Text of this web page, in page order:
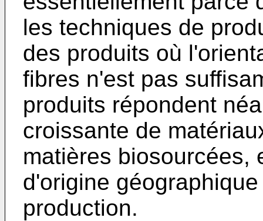
les techniques de
des produits où
fibres n'est pas
produits répondent
croissante de
matières biosourcées,
d'origine
production.